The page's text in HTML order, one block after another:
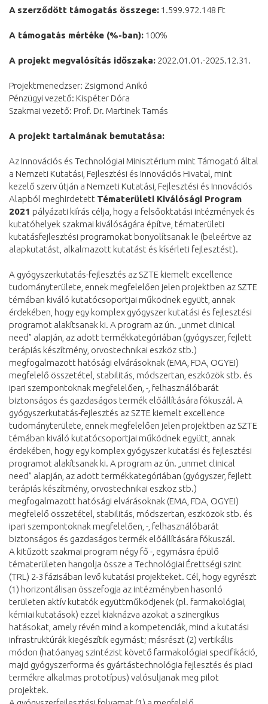
A szerződött támogatás összege: 1.599.972.148 Ft
A támogatás mértéke (%-ban): 100%
A projekt megvalósítás időszaka: 2022.01.01.-2025.12.31.
Projektmenedzser: Zsigmond Anikó
Pénzügyi vezető: Kispéter Dóra
Szakmai vezető: Prof. Dr. Martinek Tamás
A projekt tartalmának bemutatása:
Az Innovációs és Technológiai Minisztérium mint Támogató által
a Nemzeti Kutatási, Fejlesztési és Innovációs Hivatal, mint
kezelő szerv útján a Nemzeti Kutatási, Fejlesztési és Innovációs
Alapból meghirdetett Tématerületi Kiválósági Program
2021 pályázati kiírás célja, hogy a felsőoktatási intézmények és
kutatóhelyek szakmai kiválóságára építve, tématerületi
kutatásfejlesztési programokat bonyolítsanak le (beleértve az
alapkutatást, alkalmazott kutatást és kísérleti fejlesztést).
A gyógyszerkutatás-fejlesztés az SZTE kiemelt excellence
tudományterülete, ennek megfelelően jelen projektben az SZTE
témában kiváló kutatócsoportjai működnek együtt, annak
érdekében, hogy egy komplex gyógyszer kutatási és fejlesztési
programot alakítsanak ki. A program az ún. „unmet clinical
need” alapján, az adott termékkategóriában (gyógyszer, fejlett
terápiás készítmény, orvostechnikai eszköz stb.)
megfogalmazott hatósági elvárásoknak (EMA, FDA, OGYEI)
megfelelő összetétel, stabilitás, módszertan, eszközök stb. és
ipari szempontoknak megfelelően, -, felhasználóbarát
biztonságos és gazdaságos termék előállítására fókuszál. A
gyógyszerkutatás-fejlesztés az SZTE kiemelt excellence
tudományterülete, ennek megfelelően jelen projektben az SZTE
témában kiváló kutatócsoportjai működnek együtt, annak
érdekében, hogy egy komplex gyógyszer kutatási és fejlesztési
programot alakítsanak ki. A program az ún. „unmet clinical
need” alapján, az adott termékkategóriában (gyógyszer, fejlett
terápiás készítmény, orvostechnikai eszköz stb.)
megfogalmazott hatósági elvárásoknak (EMA, FDA, OGYEI)
megfelelő összetétel, stabilitás, módszertan, eszközök stb. és
ipari szempontoknak megfelelően, -, felhasználóbarát
biztonságos és gazdaságos termék előállítására fókuszál.
A kitűzött szakmai program négy fő -, egymásra épülő
tématerületen hangolja össze a Technológiai Érettségi szint
(TRL) 2-3 fázisában levő kutatási projekteket. Cél, hogy egyrészt
(1) horizontálisan összefogja az intézményben hasonló
területen aktív kutatók együttműködjenek (pl. farmakológiai,
kémiai kutatások) ezzel kiaknázva azokat a szinergikus
hatásokat, amely révén mind a kompetenciák, mind a kutatási
infrastruktúrák kiegészítik egymást; másrészt (2) vertikális
módon (hatóanyag szintézist követő farmakológiai specifikáció,
majd gyógyszerforma és gyártástechnológia fejlesztés és piaci
termékre alkalmas prototípus) valósuljanak meg pilot
projektek.